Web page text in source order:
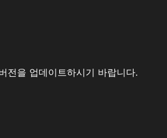
전을 업데이트하시기 바랍니다.